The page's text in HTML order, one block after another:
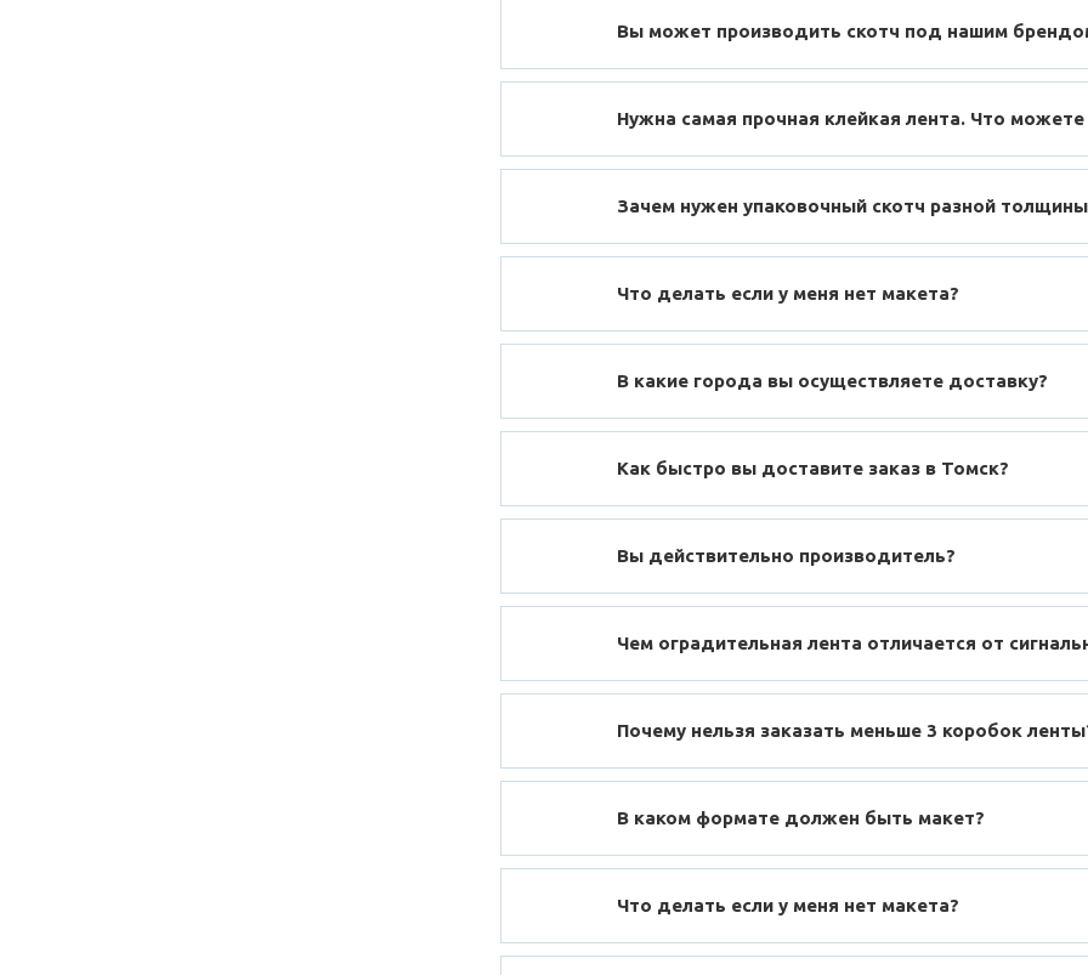
Вы может производить скотч под нашим
Нужна самая прочная клейкая лента. Что
Зачем нужен упаковочный скотч разной
Что делать если у меня нет макета?
В какие города вы осуществляете доставку?
Как быстро вы доставите заказ в Томск?
Вы действительно производитель?
Чем оградительная лента отличается от
Почему нельзя заказать меньше 3 коробок
В каком формате должен быть макет?
Что делать если у меня нет макета?